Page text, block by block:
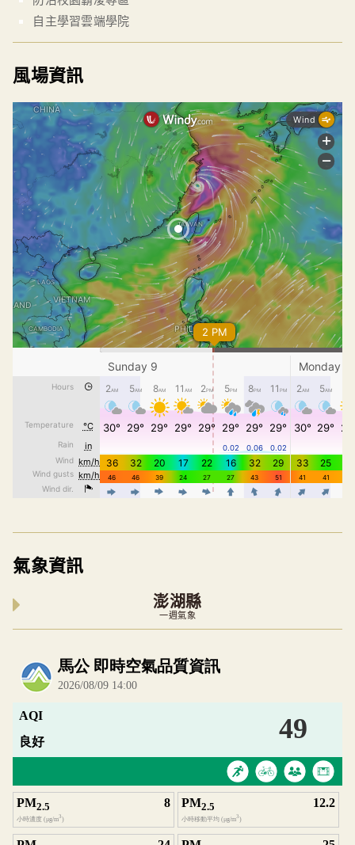
自主學習雲端學院
風場資訊
氣象資訊
澎湖縣
一週氣象
內嵌空氣品質小工具為視覺預覽，完整即時空